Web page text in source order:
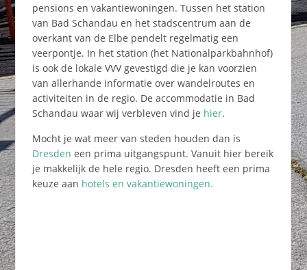
pensions en vakantiewoningen. Tussen het station
van Bad Schandau en het stadscentrum aan de
overkant van de Elbe pendelt regelmatig een
veerpontje. In het station (het Nationalparkbahnhof)
is ook de lokale VVV gevestigd die je kan voorzien
van allerhande informatie over wandelroutes en
activiteiten in de regio. De accommodatie in Bad
Schandau waar wij verbleven vind je hier.
Mocht je wat meer van steden houden dan is
Dresden een prima uitgangspunt. Vanuit hier bereik
je makkelijk de hele regio. Dresden heeft een prima
keuze aan hotels en vakantiewoningen.